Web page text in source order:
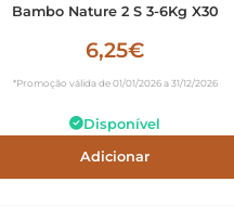
Bambo Nature 2 S 3-6Kg X30
6,25€
*Promoção válida de 01/01/2026 a 31/12/2026
Disponível
Adicionar